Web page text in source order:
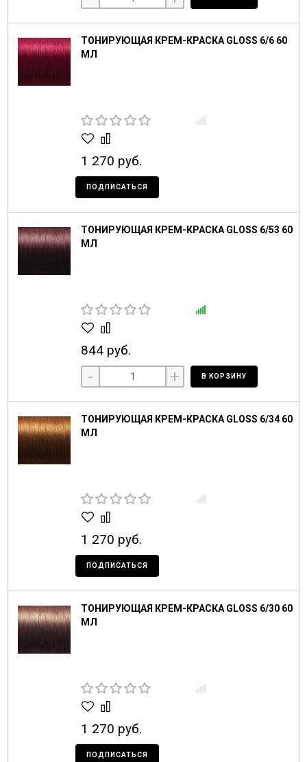
ТОНИРУЮЩАЯ КРЕМ-КРАСКА GLOSS 6/6 60
МЛ
1 270 руб.
ПОДПИСАТЬСЯ
ТОНИРУЮЩАЯ КРЕМ-КРАСКА GLOSS 6/53 60
МЛ
844 руб.
- + В КОРЗИНУ
ТОНИРУЮЩАЯ КРЕМ-КРАСКА GLOSS 6/34 60
МЛ
1 270 руб.
ПОДПИСАТЬСЯ
ТОНИРУЮЩАЯ КРЕМ-КРАСКА GLOSS 6/30 60
МЛ
1 270 руб.
ПОДПИСАТЬСЯ